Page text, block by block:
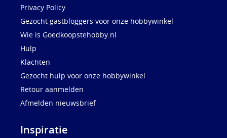
Privacy Policy
Gezocht gastbloggers voor onze hobbywinkel
Wie is Goedkoopstehobby.nl
Hulp
Klachten
Gezocht hulp voor onze hobbywinkel
Retour aanmelden
Afmelden nieuwsbrief
Inspiratie